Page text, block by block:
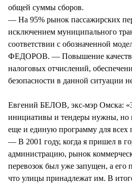
общей суммы сборов.
— На 95% рынок пассажирских
исключением муниципального
соответствии с обозначенной
ФЕДОРОВ. — Повышение качества
налоговых отчислений,
безопасности в данной ситуации
Евгений БЕЛОВ, экс-мэр Омска:
инициативы и тендеры нужны, но
еще и единую программу для всех
— В 2001 году, когда я пришел в
администрацию, рынок
перевозок был уже запущен, а его
что улицы принадлежат им. В